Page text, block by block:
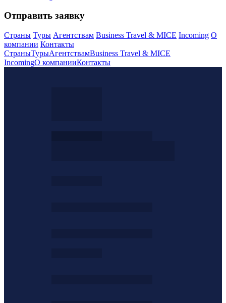
Отправить заявку
Страны Туры Агентствам Business Travel & MICE Incoming О
компании Контакты
СтраныТурыАгентствамBusiness Travel & MICE
IncomingО компанииКонтакты